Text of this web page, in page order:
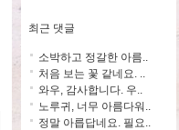
최근 댓글
소박하고 정갈한 아름..
처음 보는 꽃 같네요. ..
와우, 감사합니다. 우..
노루귀, 너무 아름다워..
정말 아릅답네요. 필요..